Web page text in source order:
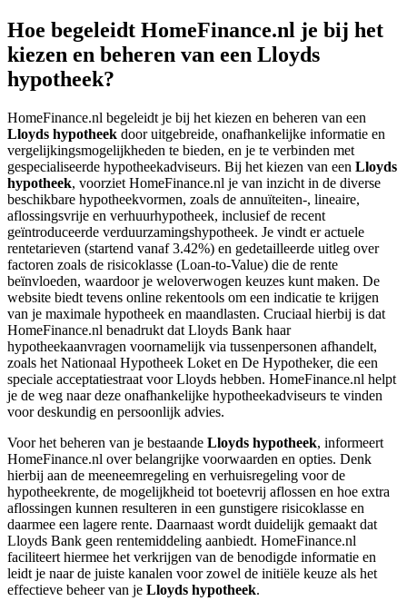
Hoe begeleidt HomeFinance.nl je bij het
kiezen en beheren van een Lloyds
hypotheek?
HomeFinance.nl begeleidt je bij het kiezen en beheren van een
Lloyds hypotheek door uitgebreide, onafhankelijke informatie en
vergelijkingsmogelijkheden te bieden, en je te verbinden met
gespecialiseerde hypotheekadviseurs. Bij het kiezen van een Lloyds
hypotheek, voorziet HomeFinance.nl je van inzicht in de diverse
beschikbare hypotheekvormen, zoals de annuïteiten-, lineaire,
aflossingsvrije en verhuurhypotheek, inclusief de recent
geïntroduceerde verduurzamingshypotheek. Je vindt er actuele
rentetarieven (startend vanaf 3.42%) en gedetailleerde uitleg over
factoren zoals de risicoklasse (Loan-to-Value) die de rente
beïnvloeden, waardoor je weloverwogen keuzes kunt maken. De
website biedt tevens online rekentools om een indicatie te krijgen
van je maximale hypotheek en maandlasten. Cruciaal hierbij is dat
HomeFinance.nl benadrukt dat Lloyds Bank haar
hypotheekaanvragen voornamelijk via tussenpersonen afhandelt,
zoals het Nationaal Hypotheek Loket en De Hypotheker, die een
speciale acceptatiestraat voor Lloyds hebben. HomeFinance.nl helpt
je de weg naar deze onafhankelijke hypotheekadviseurs te vinden
voor deskundig en persoonlijk advies.
Voor het beheren van je bestaande Lloyds hypotheek, informeert
HomeFinance.nl over belangrijke voorwaarden en opties. Denk
hierbij aan de meeneemregeling en verhuisregeling voor de
hypotheekrente, de mogelijkheid tot boetevrij aflossen en hoe extra
aflossingen kunnen resulteren in een gunstigere risicoklasse en
daarmee een lagere rente. Daarnaast wordt duidelijk gemaakt dat
Lloyds Bank geen rentemiddeling aanbiedt. HomeFinance.nl
faciliteert hiermee het verkrijgen van de benodigde informatie en
leidt je naar de juiste kanalen voor zowel de initiële keuze als het
effectieve beheer van je Lloyds hypotheek.